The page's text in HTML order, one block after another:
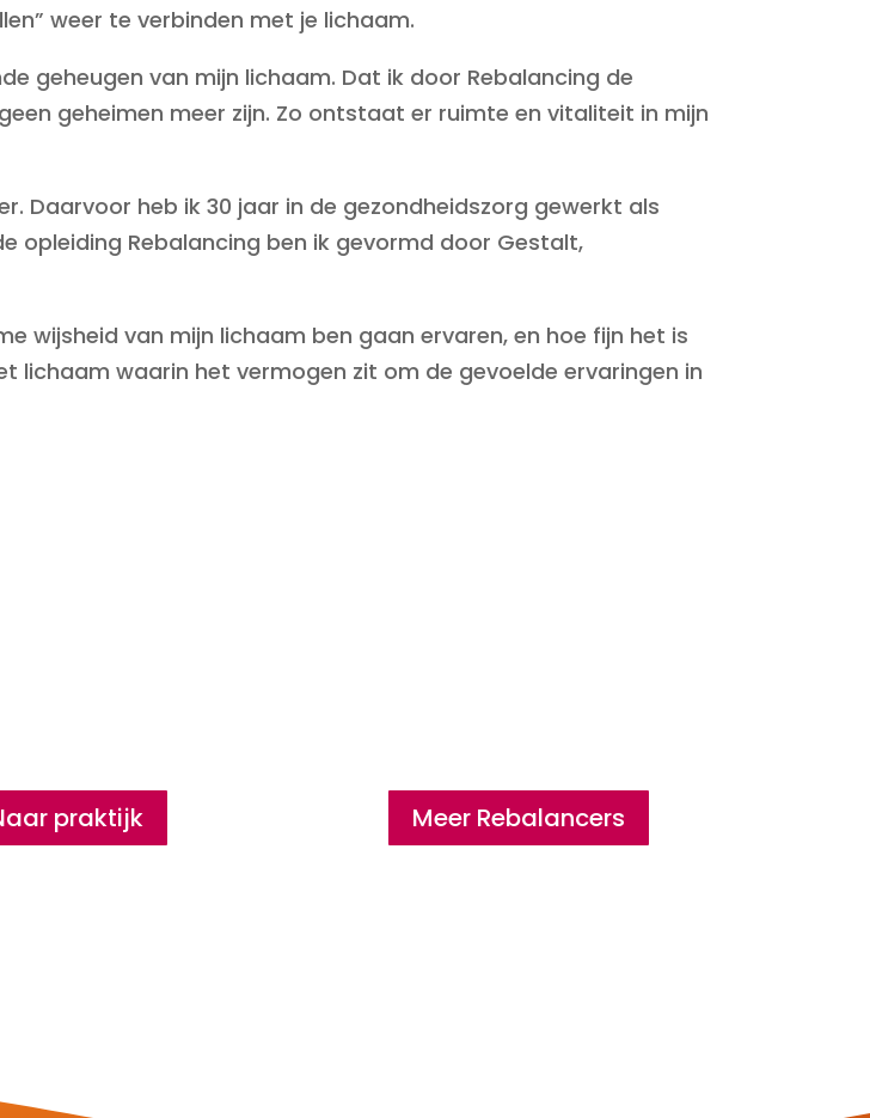
weer te verbinden met je lichaam.
geheugen van mijn lichaam. Dat ik door Rebalancing de
geheimen meer zijn. Zo ontstaat er ruimte en vitaliteit in mijn
Daarvoor heb ik 30 jaar in de gezondheidszorg gewerkt als
opleiding Rebalancing ben ik gevormd door Gestalt,
wijsheid van mijn lichaam ben gaan ervaren, en hoe fijn het is
lichaam waarin het vermogen zit om de gevoelde ervaringen in
praktijk Meer Rebalancers